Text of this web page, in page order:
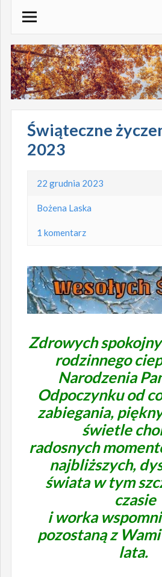
treści
Świąteczne
2023
22 grudnia 2023
Bożena Laska
1 komentarz
Zdrowych
rodzinnego
Narodzenia
Odpoczynku od
zabiegania,
świetle
radosnych
najbliższych,
świata w tym
czasie
i worka
pozostaną z
lata.